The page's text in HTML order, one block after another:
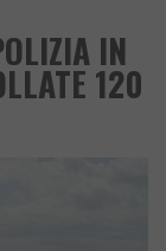
IN
120